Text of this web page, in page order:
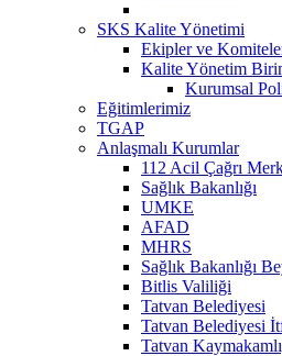
SKS Kalite Yönetimi
Ekipler ve
Kalite Yönetim
Kurumsal
Eğitimlerimiz
TGAP
Anlaşmalı Kurumlar
112 Acil Çağrı
Sağlık Bakanlığı
UMKE
AFAD
MHRS
Sağlık Bakanlığı
Bitlis Valiliği
Tatvan Belediyesi
Tatvan Belediyesi
Tatvan